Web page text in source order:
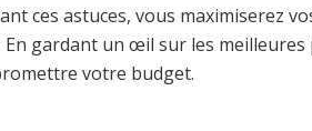
ces astuces, vous maximiserez
En gardant un œil sur les
votre budget.